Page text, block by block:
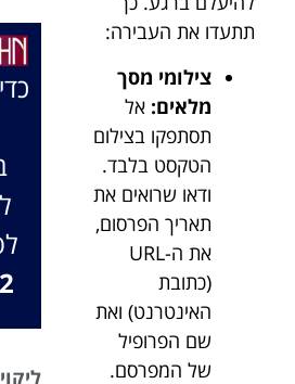
תתעדו את העבירה:
צילומי מסך
מלאים: אל
תסתפקו בצילום
הטקסט בלבד.
ודאו שרואים את
תאריך הפרסום,
את ה-URL
(כתובת
האינטרנט) ואת
שם הפרופיל
של המפרסם.